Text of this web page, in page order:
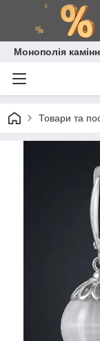
Монополія
Товари та